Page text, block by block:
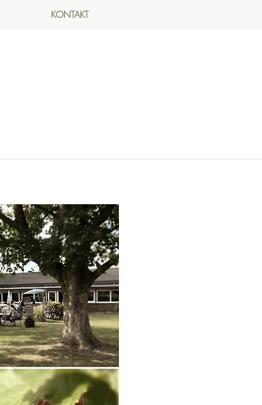
KONTAKT